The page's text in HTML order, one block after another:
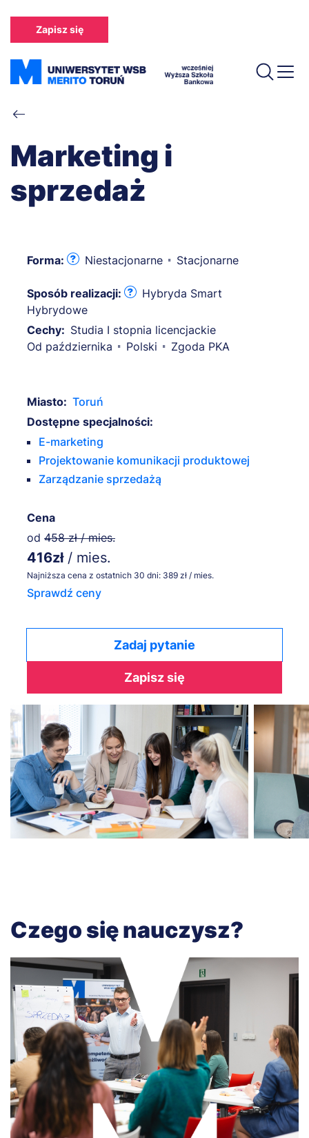
treści
Zapisz się
Ścieżka
nawigacyjna
Marketing i
sprzedaż
Forma: Niestacjonarne Stacjonarne
Sposób realizacji:
Hybryda Smart
Hybrydowe
Cechy: Studia I stopnia licencjackie
Od października
Polski Zgoda PKA
Miasto: Toruń
Dostępne specjalności:
E-marketing
Projektowanie komunikacji produktowej
Zarządzanie sprzedażą
Cena
od 458 zł / mies.
416zł / mies.
Najniższa cena z ostatnich 30 dni: 389 zł / mies.
Sprawdź ceny
Zadaj pytanie
Zapisz się
Czego się nauczysz?